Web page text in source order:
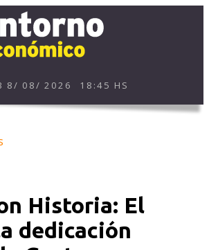
8/ 08/ 2026 18:45 HS
Historia: El
dedicación